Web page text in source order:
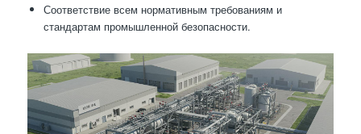
Соответствие всем нормативным требованиям и
стандартам промышленной безопасности.